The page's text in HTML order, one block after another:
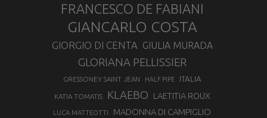
FRANCESCO DE FABIANI
GIANCARLO COSTA
GIORGIO DI CENTA GIULIA MURADA
GLORIANA PELLISSIER
GRESSONEY SAINT JEAN HALF PIPE ITALIA
KATIA TOMATIS KLAEBO LAETITIA ROUX
LUCA MATTEOTTI MADONNA DI CAMPIGLIO